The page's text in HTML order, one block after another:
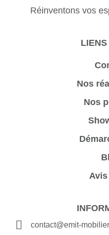
Réinventons vos
Nos
Nos
contact@emit-